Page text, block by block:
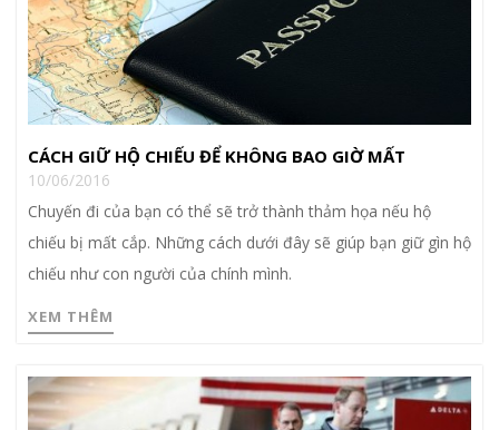
CÁCH GIỮ HỘ CHIẾU ĐỂ KHÔNG BAO GIỜ MẤT
10/06/2016
Chuyến đi của bạn có thể sẽ trở thành thảm họa nếu hộ
chiếu bị mất cắp. Những cách dưới đây sẽ giúp bạn giữ gìn hộ
chiếu như con người của chính mình.
XEM THÊM